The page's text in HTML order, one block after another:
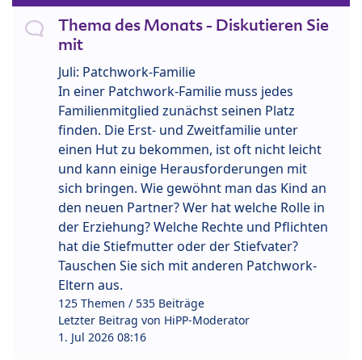
Thema des Monats - Diskutieren Sie
mit
Juli: Patchwork-Familie
In einer Patchwork-Familie muss jedes
Familienmitglied zunächst seinen Platz
finden. Die Erst- und Zweitfamilie unter
einen Hut zu bekommen, ist oft nicht leicht
und kann einige Herausforderungen mit
sich bringen. Wie gewöhnt man das Kind an
den neuen Partner? Wer hat welche Rolle in
der Erziehung? Welche Rechte und Pflichten
hat die Stiefmutter oder der Stiefvater?
Tauschen Sie sich mit anderen Patchwork-
Eltern aus.
125 Themen / 535 Beiträge
Letzter Beitrag von HiPP-Moderator
1. Jul 2026 08:16